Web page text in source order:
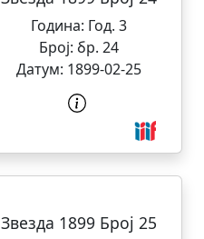
Година: Год. 3
Број: бр. 24
Датум: 1899-02-25
Звезда 1899 Број 25